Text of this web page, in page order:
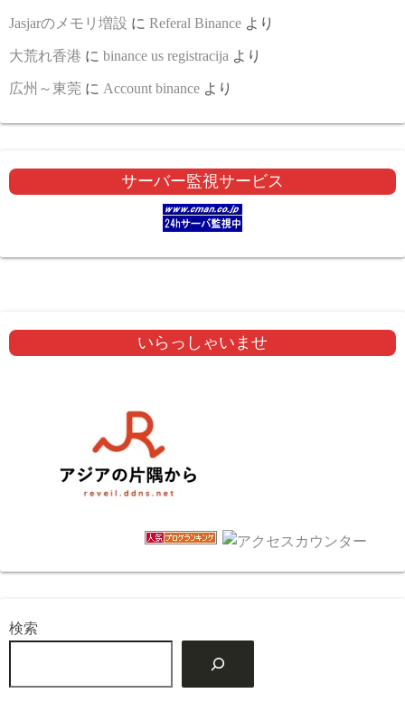
Jasjarのメモリ増設 に Referal Binance より
大荒れ香港 に binance us registracija より
広州～東莞 に Account binance より
サーバー監視サービス
いらっしゃいませ
検索